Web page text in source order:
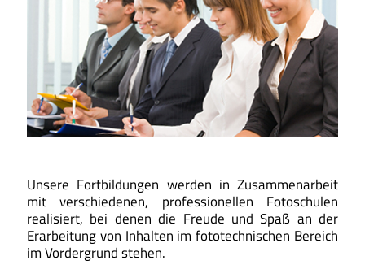
Unsere Fortbildungen werden in Zusammenarbeit
mit verschiedenen, professionellen Fotoschulen
realisiert, bei denen die Freude und Spaß an der
Erarbeitung von Inhalten im fototechnischen Bereich
im Vordergrund stehen.